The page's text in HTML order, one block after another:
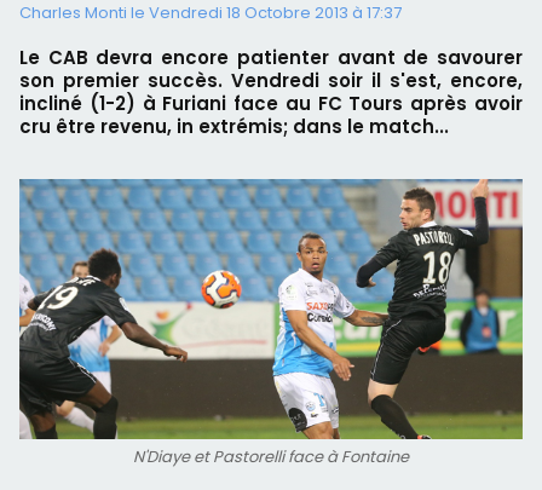
Charles Monti le Vendredi 18 Octobre 2013 à 17:37
Le CAB devra encore patienter avant de savourer
son premier succès. Vendredi soir il s'est, encore,
incliné (1-2) à Furiani face au FC Tours après avoir
cru être revenu, in extrémis; dans le match...
N'Diaye et Pastorelli face à Fontaine